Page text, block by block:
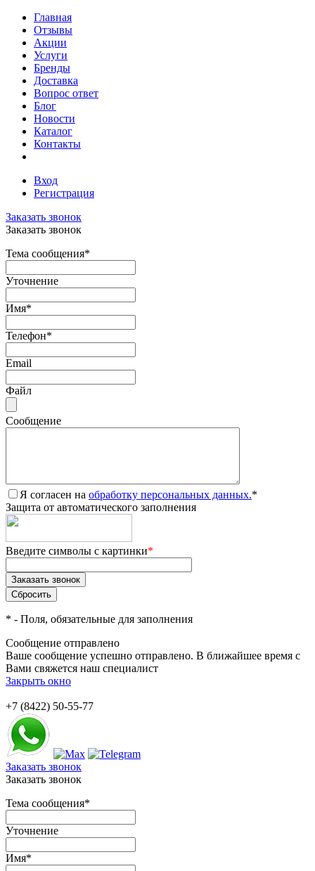
Главная
Отзывы
Акции
Услуги
Бренды
Доставка
Вопрос ответ
Блог
Новости
Каталог
Контакты
Вход
Регистрация
Заказать звонок
Заказать звонок
Тема сообщения*
Уточнение
Имя*
Телефон*
Email
Файл
Сообщение
Я согласен на обработку персональных данных.*
Защита от автоматического заполнения
Введите символы с картинки*
* - Поля, обязательные для заполнения
Сообщение отправлено
Ваше сообщение успешно отправлено. В ближайшее время с
Вами свяжется наш специалист
Закрыть окно
+7 (8422) 50-55-77
Заказать звонок
Заказать звонок
Тема сообщения*
Уточнение
Имя*